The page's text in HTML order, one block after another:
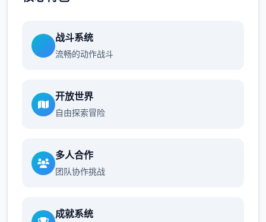
战斗系统
流畅的动作战斗
开放世界
自由探索冒险
多人合作
团队协作挑战
成就系统